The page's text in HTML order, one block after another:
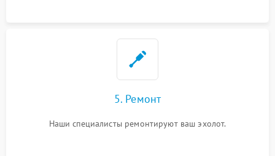
5. Ремонт
Наши специалисты ремонтируют ваш эхолот.